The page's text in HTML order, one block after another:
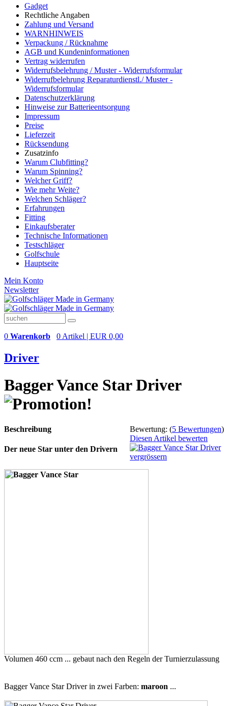
Gadget
Rechtliche Angaben
Zahlung und Versand
WARNHINWEIS
Verpackung / Rücknahme
AGB und Kundeninformationen
Vertrag widerrufen
Widerrufsbelehrung / Muster - Widerrufsformular
Widerrufbelehrung Reparaturdienstl./ Muster -
Widerrufsformular
Datenschutzerklärung
Hinweise zur Batterieentsorgung
Impressum
Preise
Lieferzeit
Rücksendung
Zusatzinfo
Warum Clubfitting?
Warum Spinning?
Welcher Griff?
Wie mehr Weite?
Welchen Schläger?
Erfahrungen
Fitting
Einkaufsberater
Technische Informationen
Testschläger
Golfschule
Hauptseite
Mein Konto
Newsletter
0 Warenkorb 0 Artikel | EUR 0,00
Driver
Bagger Vance Star Driver
Bewertung: (5 Bewertungen)
Diesen Artikel bewerten
vergrössern
Beschreibung
Der neue Star unter den Drivern
Volumen 460 ccm ... gebaut nach den Regeln der Turnierzulassung
Bagger Vance Star Driver in zwei Farben: maroon ...